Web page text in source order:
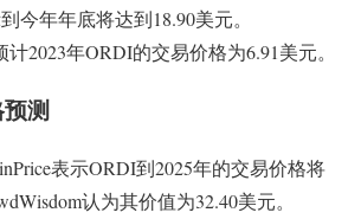
今年年底将达到18.90美元。
计2023年ORDI的交易价格为6.91美元。
测
表示ORDI到2025年的交易价格将
认为其价值为32.40美元。